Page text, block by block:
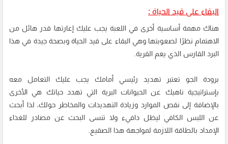
البقاء على قيد الحياة :
هناك مهمة أساسية أخرى في اللعبة يجب عليك إعارتها قدر هائل من
الاهتمام نظرًا لصعوبتها وهي البقاء على قيد الحياة وبصحة جيدة في هذا
البرد القارس الذي يعم القرية.
برودة الجو تعتبر تهديد رئيسي أمامك يجب عليك التعامل معه
بإستراتيجية ناهيك عن الحيوانات البرية التي تهدد حياتك هي الأخرى
بالإضافة إلى نقص الموارد وزيادة التهديدات والمخاطر حولك، لذا أبحث
عن اللبس الكافي ليظل دافيء ولا تنسى البحث عن مصادر للغذاء
الإمداد بالطاقة اللازمة لمواجهة هذا الصقيع.